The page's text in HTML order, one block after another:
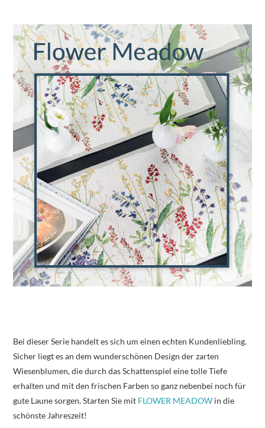
Bei dieser Serie handelt es sich um einen echten Kundenliebling.
Sicher liegt es an dem wunderschönen Design der zarten
Wiesenblumen, die durch das Schattenspiel eine tolle Tiefe
erhalten und mit den frischen Farben so ganz nebenbei noch für
gute Laune sorgen. Starten Sie mit FLOWER MEADOW in die
schönste Jahreszeit!